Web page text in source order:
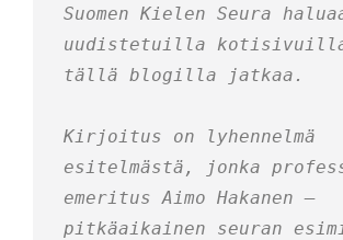
Suomen Kielen Seura
uudistetuilla
tällä blogilla jatkaa.
Kirjoitus on lyhennelmä
esitelmästä, jonka
emeritus Aimo Hakanen –
pitkäaikainen seuran